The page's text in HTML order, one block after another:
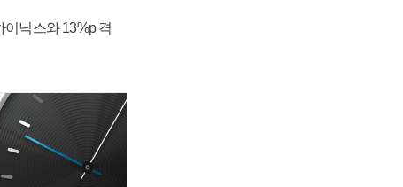
이닉스와 13%p 격